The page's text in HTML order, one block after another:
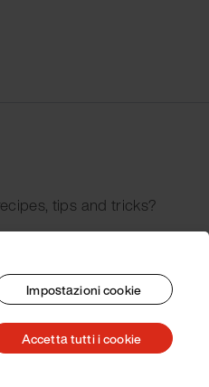
tips and tricks?
Impostazioni cookie
Accetta tutti i cookie